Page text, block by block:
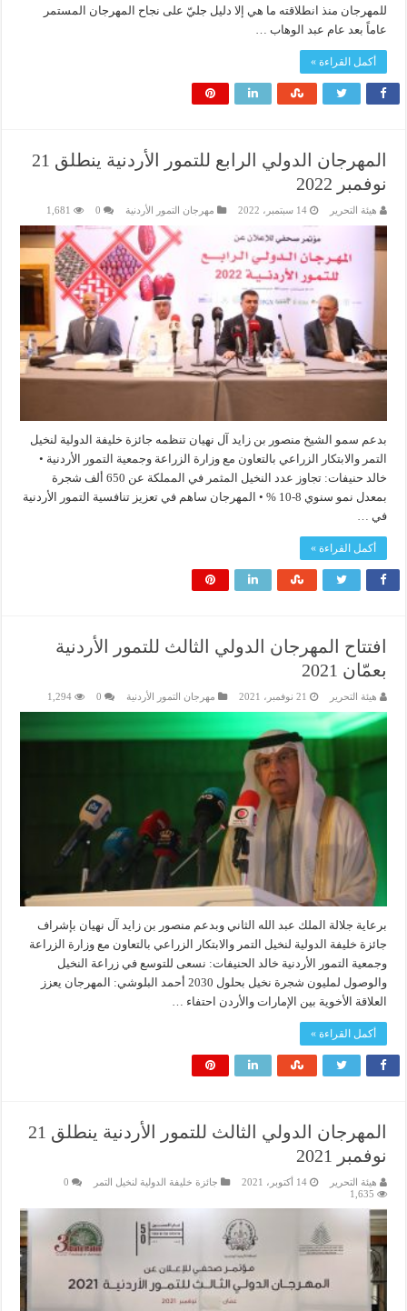
للمهرجان منذ انطلاقته ما هي إلا دليل جليّ على نجاح المهرجان المستمر
عاماً بعد عام عبد الوهاب …
أكمل القراءة »
المهرجان الدولي الرابع للتمور الأردنية ينطلق 21
نوفمبر 2022
هيئة التحرير 14 سبتمبر، 2022 مهرجان التمور الأردنية 0
1,681
بدعم سمو الشيخ منصور بن زايد آل نهيان تنظمه جائزة خليفة الدولية لنخيل
التمر والابتكار الزراعي بالتعاون مع وزارة الزراعة وجمعية التمور الأردنية •
خالد حنيفات: تجاوز عدد النخيل المثمر في المملكة عن 650 ألف شجرة
بمعدل نمو سنوي 8-10 % • المهرجان ساهم في تعزيز تنافسية التمور الأردنية
في …
أكمل القراءة »
افتتاح المهرجان الدولي الثالث للتمور الأردنية
بعمّان 2021
هيئة التحرير 21 نوفمبر، 2021 مهرجان التمور الأردنية 0
1,294
برعاية جلالة الملك عبد الله الثاني وبدعم منصور بن زايد آل نهيان بإشراف
جائزة خليفة الدولية لنخيل التمر والابتكار الزراعي بالتعاون مع وزارة الزراعة
وجمعية التمور الأردنية خالد الحنيفات: نسعى للتوسع في زراعة النخيل
والوصول لمليون شجرة نخيل بحلول 2030 أحمد البلوشي: المهرجان يعزز
العلاقة الأخوية بين الإمارات والأردن احتفاء …
أكمل القراءة »
المهرجان الدولي الثالث للتمور الأردنية ينطلق 21
نوفمبر 2021
هيئة التحرير 14 أكتوبر، 2021 جائزة خليفة الدولية لنخيل التمر
0
1,635